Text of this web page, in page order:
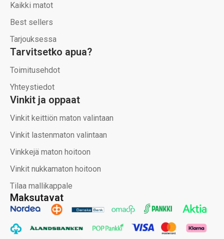
Maksutavat
Kaikki matot
Best sellers
Tarjouksessa
Tarvitsetko apua?
Toimitusehdot
Yhteystiedot
Vinkit ja oppaat
Vinkit keittiön maton valintaan
Vinkit lastenmaton valintaan
Vinkkejä maton hoitoon
Vinkit nukkamaton hoitoon
Tilaa mallikappale